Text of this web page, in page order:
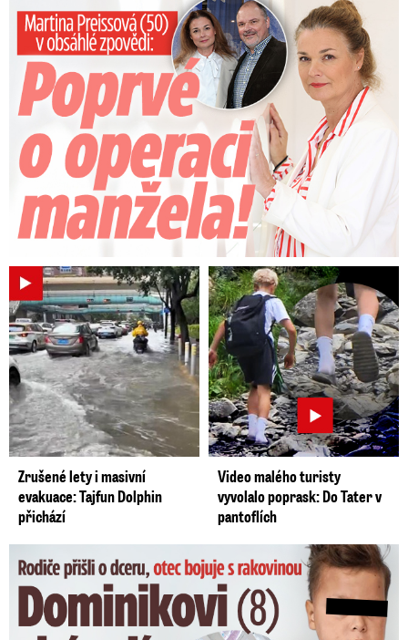
Preissová (50) v obsáhlé zpovědi: Poprvé o operaci manžela
Zrušené lety i masivní
evakuace: Tajfun Dolphin
přichází
Video malého turisty
vyvolalo poprask: Do Tater v
pantoflích
Dominikovi (8) zbývají týdny života: Vzkaz od exprezidenta